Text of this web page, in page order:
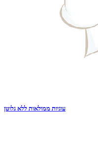
עוגיות ממולאות ללא גלוטן